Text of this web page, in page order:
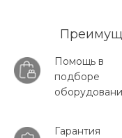
Помощь в
подборе
Гарантия